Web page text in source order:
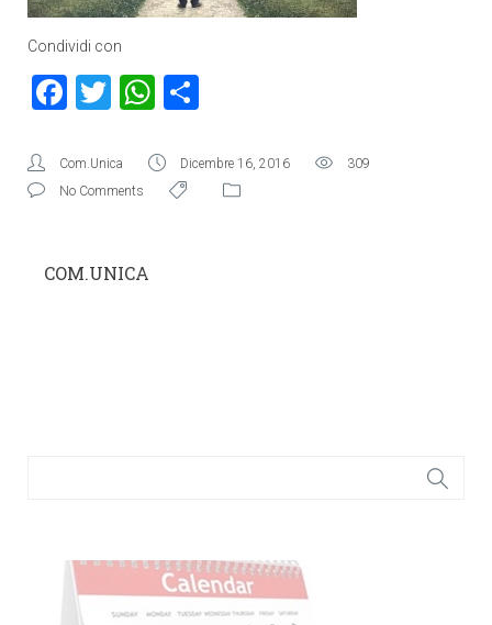
Condividi con
Facebook
TwitterWhatsApp
Com.Unica Dicembre 16, 2016
309
No Comments
COM.UNICA